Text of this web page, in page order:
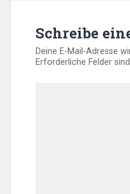
Schreibe
Deine E-Mail-Adresse
Erforderliche Felder